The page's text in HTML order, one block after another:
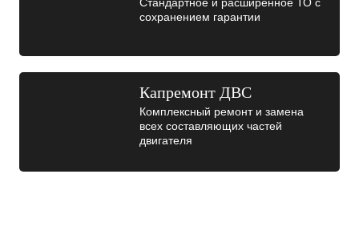
сохранением гарантии
Капремонт ДВС
Комплексный ремонт и замена
всех составляющих частей
двигателя